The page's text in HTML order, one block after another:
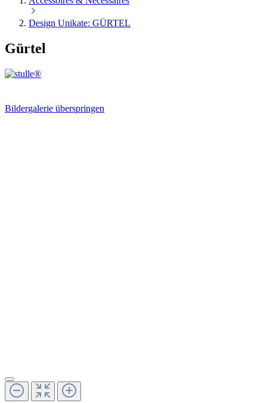
Design Unikate: GÜRTEL
Gürtel
Bildergalerie überspringen